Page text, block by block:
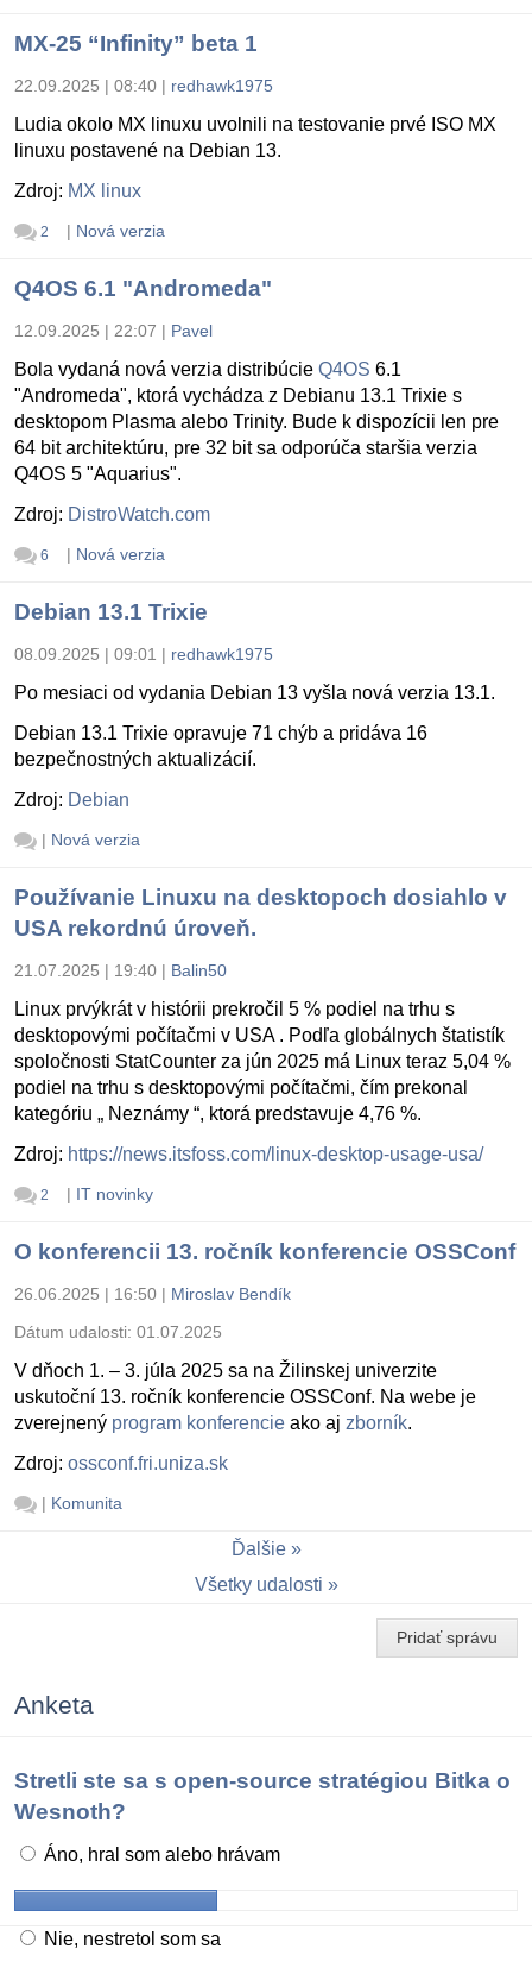
MX-25 “Infinity” beta 1
22.09.2025 | 08:40 | redhawk1975
Ludia okolo MX linuxu uvolnili na testovanie prvé ISO MX
linuxu postavené na Debian 13.
Zdroj: MX linux
2 | Nová verzia
Q4OS 6.1 "Andromeda"
12.09.2025 | 22:07 | Pavel
Bola vydaná nová verzia distribúcie Q4OS 6.1
"Andromeda", ktorá vychádza z Debianu 13.1 Trixie s
desktopom Plasma alebo Trinity. Bude k dispozícii len pre
64 bit architektúru, pre 32 bit sa odporúča staršia verzia
Q4OS 5 "Aquarius".
Zdroj: DistroWatch.com
6 | Nová verzia
Debian 13.1 Trixie
08.09.2025 | 09:01 | redhawk1975
Po mesiaci od vydania Debian 13 vyšla nová verzia 13.1.
Debian 13.1 Trixie opravuje 71 chýb a pridáva 16
bezpečnostných aktualizácií.
Zdroj: Debian
| Nová verzia
Používanie Linuxu na desktopoch dosiahlo v
USA rekordnú úroveň.
21.07.2025 | 19:40 | Balin50
Linux prvýkrát v histórii prekročil 5 % podiel na trhu s
desktopovými počítačmi v USA . Podľa globálnych štatistík
spoločnosti StatCounter za jún 2025 má Linux teraz 5,04 %
podiel na trhu s desktopovými počítačmi, čím prekonal
kategóriu „ Neznámy “, ktorá predstavuje 4,76 %.
Zdroj: https://news.itsfoss.com/linux-desktop-usage-usa/
2 | IT novinky
O konferencii 13. ročník konferencie OSSConf
26.06.2025 | 16:50 | Miroslav Bendík
Dátum udalosti: 01.07.2025
V dňoch 1. – 3. júla 2025 sa na Žilinskej univerzite
uskutoční 13. ročník konferencie OSSConf. Na webe je
zverejnený program konferencie ako aj zborník.
Zdroj: ossconf.fri.uniza.sk
| Komunita
Ďalšie
Všetky udalosti
Pridať správu
Anketa
Stretli ste sa s open-source stratégiou Bitka o
Wesnoth?
Áno, hral som alebo hrávam
Nie, nestretol som sa